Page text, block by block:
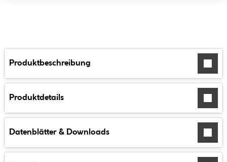
Produktbeschreibung
Produktdetails
Datenblätter & Downloads